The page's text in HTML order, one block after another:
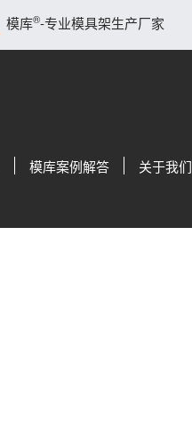
模库®-专业模具架生产厂家
模库案例解答 关于我们